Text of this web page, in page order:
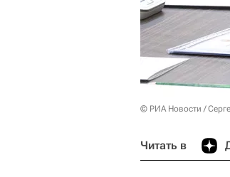
© РИА Новости /
Читать в